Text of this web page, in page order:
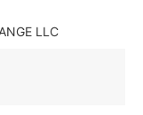
LLC